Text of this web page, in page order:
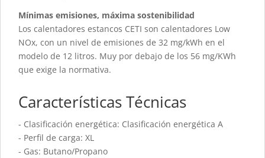
Mínimas emisiones, máxima sostenibilidad
Los calentadores estancos CETI son calentadores Low
NOx, con un nivel de emisiones de 32 mg/kWh en el
modelo de 12 litros. Muy por debajo de los 56 mg/KWh
que exige la normativa.
Características Técnicas
- Clasificación energética: Clasificación energética A
- Perfil de carga: XL
- Gas: Butano/Propano